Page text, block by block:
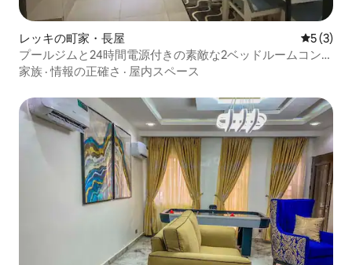
レッキの町家・長屋 レビュー
5 (3)
プールジムと24時間電源付きの素敵な2ベッドルームコンド
ミニアム
家族 ·情報の正確さ · 屋内スペース